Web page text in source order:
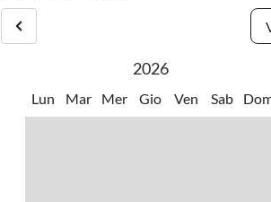
Tra le destinazioni più popolari nelle vicinanze
la piccola isola di Maman (4 km) e il centro
2026
Lun Mar Mer Gio Ven Sab